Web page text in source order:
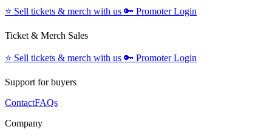
⭐️ Sell tickets & merch with us 🔑 Promoter Login
Ticket & Merch Sales
⭐️ Sell tickets & merch with us 🔑 Promoter Login
Support for buyers
ContactFAQs
Company